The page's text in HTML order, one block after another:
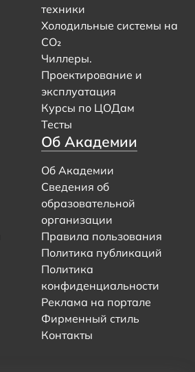
техники
Холодильные системы на
CO₂
Чиллеры.
Проектирование и
эксплуатация
Курсы по ЦОДам
Тесты
Об Академии
Об Академии
Сведения об
образовательной
организации
Правила пользования
Политика публикаций
Политика
конфиденциальности
Реклама на портале
Фирменный стиль
Контакты